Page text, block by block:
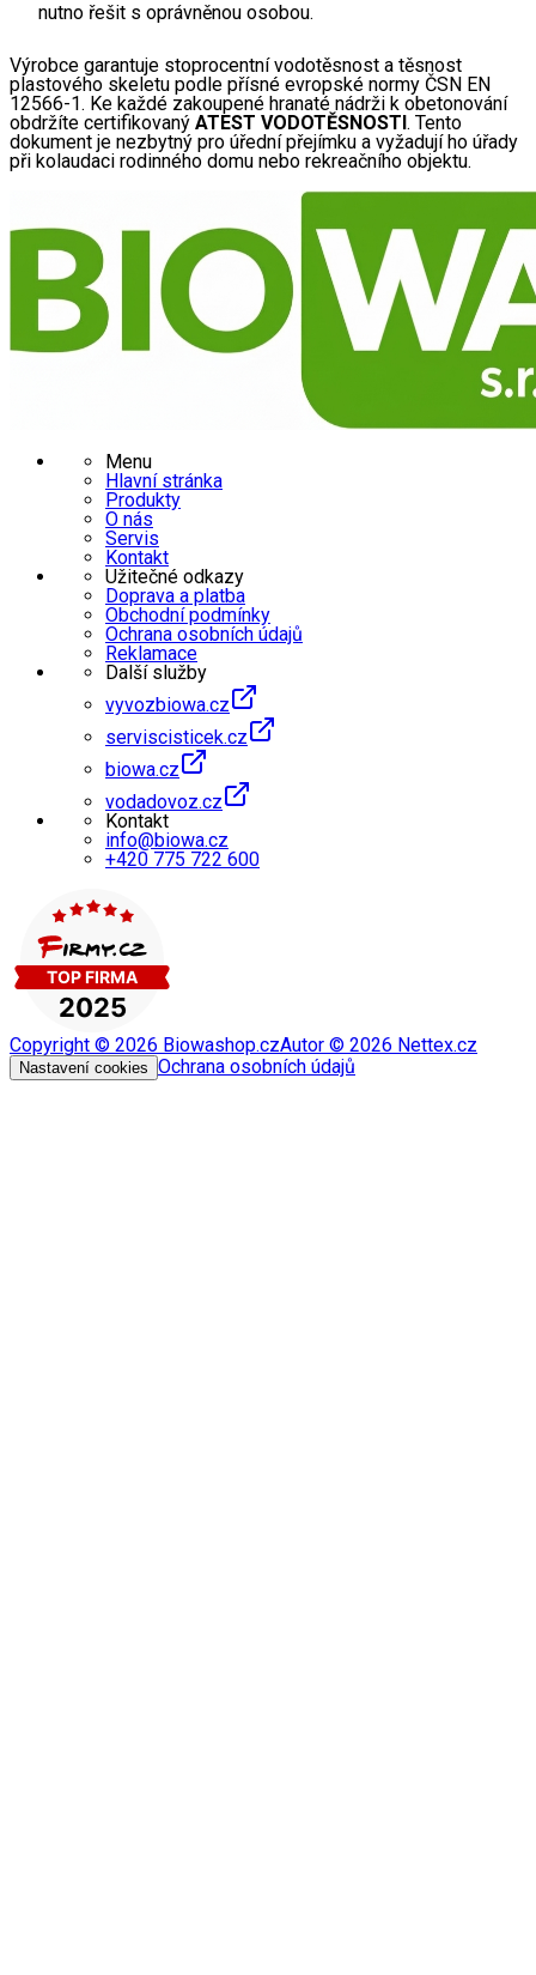
nutno řešit s oprávněnou osobou.
Výrobce garantuje stoprocentní vodotěsnost a těsnost
plastového skeletu podle přísné evropské normy ČSN EN
12566-1. Ke každé zakoupené hranaté nádrži k obetonování
obdržíte certifikovaný ATEST VODOTĚSNOSTI . Tento
dokument je nezbytný pro úřední přejímku a vyžadují ho úřady
při kolaudaci rodinného domu nebo rekreačního objektu.
Menu
Hlavní stránka
Produkty
O nás
Servis
Kontakt
Užitečné odkazy
Doprava a platba
Obchodní podmínky
Ochrana osobních údajů
Reklamace
Další služby
vyvozbiowa.cz
serviscisticek.cz
biowa.cz
vodadovoz.cz
Kontakt
info@biowa.cz
+420 775 722 600
Copyright © 2026 Biowashop.czAutor © 2026 Nettex.cz
Nastavení cookies Ochrana osobních údajů